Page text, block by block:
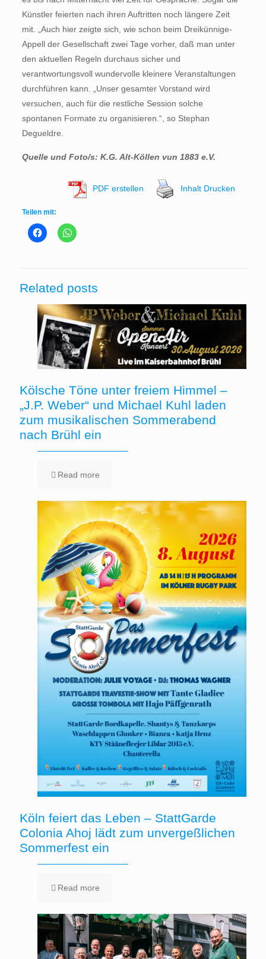
Künstler feierten nach ihren Auftritten noch längere Zeit
mit. „Auch hier zeigte sich, wie schon beim Dreikünnige-
Appell der Gesellschaft zwei Tage vorher, daß man unter
den aktuellen Regeln durchaus sicher und
verantwortungsvoll wundervolle kleinere Veranstaltungen
durchführen kann. „Unser gesamter Vorstand wird
versuchen, auch für die restliche Session solche
spontanen Formate zu organisieren.“, so Stephan
Degueldre.
Quelle und Foto/s: K.G. Alt-Köllen vun 1883 e.V.
PDF erstellen Inhalt Drucken
Teilen mit:
Related posts
Kölsche Töne unter freiem Himmel –
„J.P. Weber“ und Michael Kuhl laden
zum musikalischen Sommerabend
nach Brühl ein
Read more
Köln feiert das Leben – StattGarde
Colonia Ahoj lädt zum unvergeßlichen
Sommerfest ein
Read more